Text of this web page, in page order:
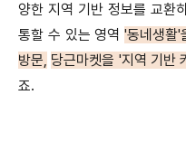
양한 지역 기반 정보를 교환
통할 수 있는 영역 '동네생활'
방문, 당근마켓을 '지역 기반
죠.